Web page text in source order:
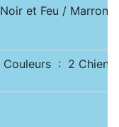
et Feu / Marron
Couleurs : 2 Chiens